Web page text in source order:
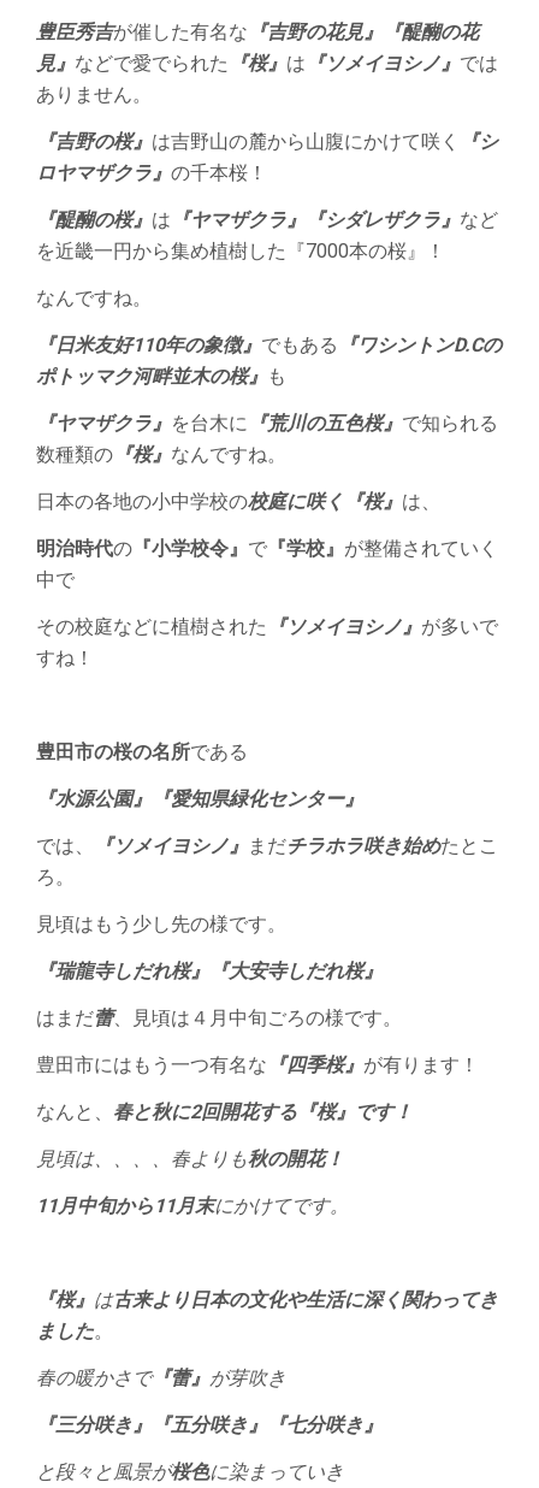
豊臣秀吉が催した有名な 『吉野の花見』
『醍醐の花
見』 などで愛でられた 『桜』 は 『ソメイヨシノ』 では
ありません。
『吉野の桜』 は吉野山の麓から山腹にかけて咲く
『シ
ロヤマザクラ』 の千本桜！
『醍醐の桜』 は 『ヤマザクラ』 『シダレザクラ』 など
を近畿一円から集め植樹した『7000本の桜』！
なんですね。
『日米友好110年の象徴』 でもある
『ワシントンD.Cの
ポトッマク河畔並木の桜』 も
『ヤマザクラ』 を台木に 『荒川の五色桜』 で知られる
数種類の 『桜』 なんですね。
日本の各地の小中学校の校庭に咲く 『桜』 は、
明治時代の 『小学校令』 で 『学校』 が整備されていく
中で
その校庭などに植樹された 『ソメイヨシノ』 が多いで
すね！
豊田市の桜の名所である
『水源公園』『愛知県緑化センター』
では、 『ソメイヨシノ』 まだチラホラ咲き始めたとこ
ろ。
見頃はもう少し先の様です。
『瑞龍寺しだれ桜』『大安寺しだれ桜』
はまだ蕾、見頃は４月中旬ごろの様です。
豊田市にはもう一つ有名な 『四季桜』 が有ります！
なんと、 春と秋に2回開花する『桜』です！
見頃は、、、、春よりも秋の開花！
11月中旬から11月末にかけてです。
『桜』 は古来より日本の文化や生活に深く関わってき
ました。
春の暖かさで『蕾』 が芽吹き
『三分咲き』『五分咲き』『七分咲き』
と段々と風景が桜色に染まっていき